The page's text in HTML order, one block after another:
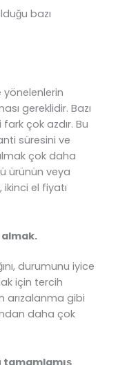
bazı
yönelenlerin
gereklidir. Bazı
fark çok azdır. Bu
süresini ve
çok daha
ürünün veya
ikinci el fiyatı
almak.
durumunu iyice
için tercih
arızalanma gibi
daha çok